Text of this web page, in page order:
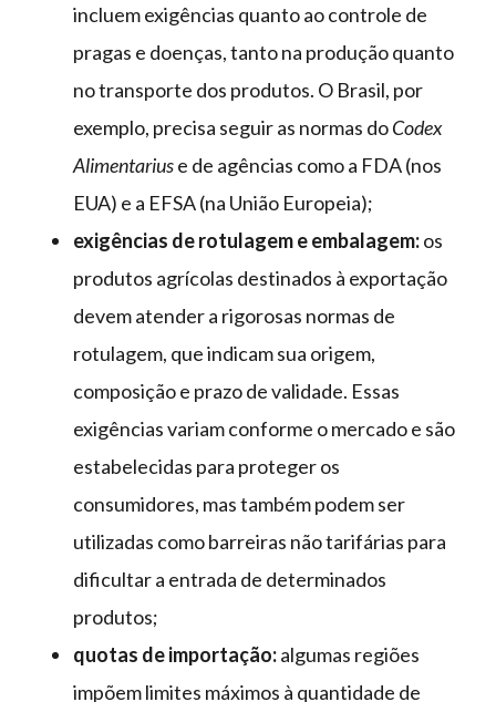
incluem exigências quanto ao controle de
pragas e doenças, tanto na produção quanto
no transporte dos produtos. O Brasil, por
exemplo, precisa seguir as normas doCodex
Alimentariuse de agências como a FDA (nos
EUA) e a EFSA (na União Europeia);
exigências de rotulagem e embalagem:os
produtos agrícolas destinados à exportação
devem atender a rigorosas normas de
rotulagem, que indicam sua origem,
composição e prazo de validade. Essas
exigências variam conforme o mercado e são
estabelecidas para proteger os
consumidores, mas também podem ser
utilizadas como barreiras não tarifárias para
dificultar a entrada de determinados
produtos;
quotas de importação:algumas regiões
impõem limites máximos à quantidade de